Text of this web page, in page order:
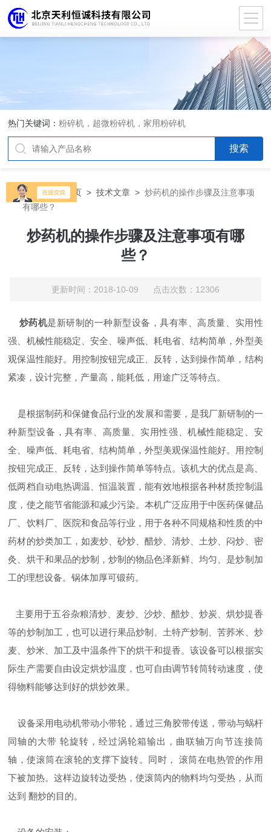
热门关键词：粉碎机，超微粉碎机，家用粉碎机
当前位置：首页 >技术文章 >炒药机的操作步骤及注意事项
有哪些？
炒药机的操作步骤及注意事项有哪
些？
更新时间：2018-10-09 点击次数：12306
炒药机是新研制的一种新型设备，具有率、高质量、实用性
强、机械性能稳定、安全、噪声低、耗电省、结构简单，外型美
观保温性能好。用控制按钮完成正、反转，达到操作简单，结构
紧凑，设计完整，产量高，能耗低，用途广泛等特点。
是根据制药和保健食品行业的发展和需要，是我厂新研制的一
种新型设备，具有率、高质量、实用性强、机械性能稳定、安
全、噪声低、耗电省、结构简单，外型美观保温性能好。用控制
按钮完成正、反转，达到操作简单等特点。该机大的优点是高、
低两档自动电热调温、恒温装置，能有效地根据各种材质控制温
度，使之能节省能源和减少污染。本机广泛应用于中医药保健品
厂、饮料厂、医院和食品等行业，用于各种不同规格和性质的中
药材的炒类加工，如麦炒、砂炒、醋炒、清炒、土炒、闷炒、密
灸、烘干和果品的炒制，炒制的物品色泽新鲜、均匀、是炒制加
工的理想设备。锅体加厚可锻药。
主要用于五谷杂粮清炒、麦炒、沙炒、醋炒、炒炭、烘炒提香
等的炒制加工，也可以进行果品炒制、土特产炒制、苦荞米、炒
麦、炒米、加工及中温条件下的烘干和提香。该设备可以根据实
际生产需要自由设定烘炒温度，也可自由调节转筒转动速度，使
得物料能够达到好的烘炒效果。
设备采用电动机带动小带轮，通过三角胶带传送，带动与蜗杆
同轴的大带 轮旋转，经过涡轮箱输出，曲联轴万向节连接筒
轴，使滚筒在滚轮的支撑下旋转。同时， 滚筒在电热管的作用
下被加热。这样边旋转边受热，使滚筒内的物料均匀受热，从而
达到 翻炒的目的。